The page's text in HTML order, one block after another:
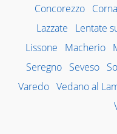
Concorezzo
Lazzate
Lentate
Lissone
Macherio
Seregno Seveso
Varedo Vedano al